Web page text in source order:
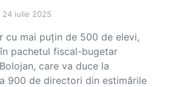
24 iulie 2025
cu mai puțin de 500 de elevi,
pachetul fiscal-bugetar
care va duce la
900 de directori din estimările